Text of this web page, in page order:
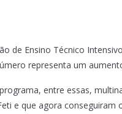
de Ensino Técnico
representa um
entre essas,
e que agora